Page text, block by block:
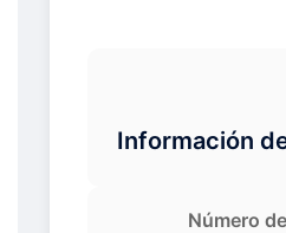
Información
Número